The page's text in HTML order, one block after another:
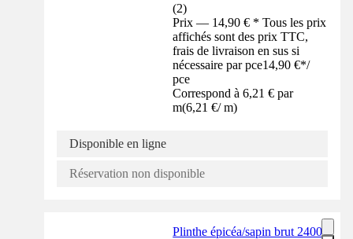
(2)
Prix — 14,90 € * Tous les prix
affichés sont des prix TTC,
frais de livraison en sus si
nécessaire par pce14,90 €*/
pce
Correspond à 6,21 € par
m(6,21 €/ m)
Disponible en ligne
Réservation non disponible
Plinthe épicéa/sapin brut 2400